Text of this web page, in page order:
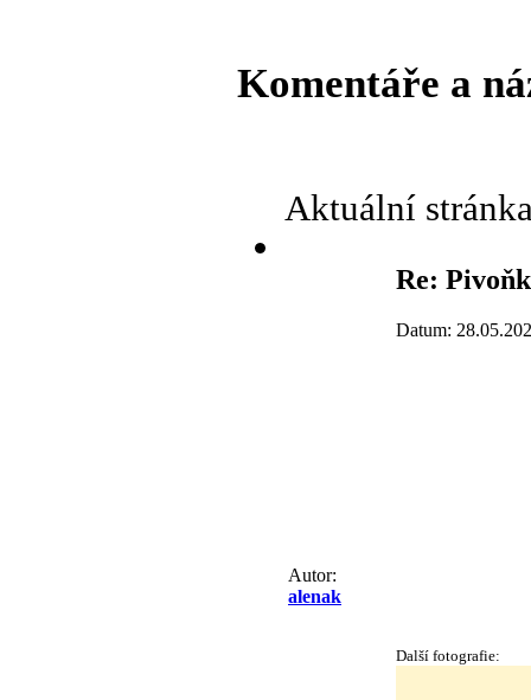
Komentáře a
Aktuální
Autor:
alenak
Re:
Datum:
Další fotografie: